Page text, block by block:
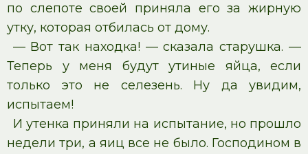
по слепоте своей приняла его за жирную
утку, которая отбилась от дому.
— Вот так находка! — сказала старушка. —
Теперь у меня будут утиные яйца, если
только это не селезень. Ну да увидим,
испытаем!
И утенка приняли на испытание, но прошло
недели три, а яиц все не было. Господином в